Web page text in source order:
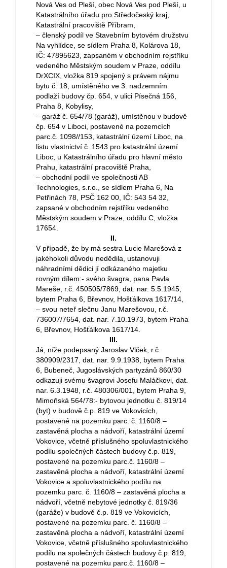
Nová Ves od Pleší, obec Nová Ves pod Pleší, u
Katastrálního úřadu pro Středočeský kraj,
Katastrální pracoviště Příbram,
– členský podíl ve Stavebním bytovém družstvu
Na vyhlídce, se sídlem Praha 8, Kolárova 18,
IČ: 47895623, zapsaném v obchodním rejstříku
vedeného Městským soudem v Praze, oddílu
DrXCIX, vložka 819 spojený s právem nájmu
bytu č. 18, umístěného ve 3. nadzemním
podlaží budovy čp. 654, v ulici Písečná 156,
Praha 8, Kobylisy,
– garáž č. 654/78 (garáž), umístěnou v budově
čp. 654 v Liboci, postavené na pozemcích
parc.č. 1098//153, katastrální území Liboc, na
listu vlastnictví č. 1543 pro katastrální území
Liboc, u Katastrálního úřadu pro hlavní město
Prahu, katastrální pracoviště Praha,
– obchodní podíl ve společnosti AB
Technologies, s.r.o., se sídlem Praha 6, Na
Petřinách 78, PSČ 162 00, IČ: 543 54 32,
zapsané v obchodním rejstříku vedeného
Městským soudem v Praze, oddílu C, vložka
17654.
II.
V případě, že by má sestra Lucie Marešová z
jakéhokoli důvodu nedědila, ustanovuji
náhradními dědici jí odkázaného majetku
rovným dílem:- svého švagra, pana Pavla
Mareše, r.č. 450505/7869, dat. nar. 5.5.1945,
bytem Praha 6, Břevnov, Hošťálkova 1617/14,
– svou neteř slečnu Janu Marešovou, r.č.
736007/7654, dat. nar. 7.10.1973, bytem Praha
6, Břevnov, Hošťálkova 1617/14.
III.
Já, níže podepsaný Jaroslav Vlček, r.č.
380909/2317, dat. nar. 9.9.1938, bytem Praha
6, Bubeneč, Jugoslávských partyzánů 860/30
odkazuji svému švagrovi Josefu Maláčkovi, dat.
nar. 6.3.1948, r.č. 480306/001, bytem Praha 9,
Mimoňská 564/78:- bytovou jednotku č. 819/14
(byt) v budově č.p. 819 ve Vokovicích,
postavené na pozemku parc. č. 1160/8 –
zastavěná plocha a nádvoří, katastrální území
Vokovice, včetně příslušného spoluvlastnického
podílu společných částech budovy č.p. 819,
postavené na pozemku parc.č. 1160/8 –
zastavěná plocha a nádvoří, katastrální území
Vokovice a spoluvlastnického podílu na
pozemku parc. č. 1160/8 – zastavěná plocha a
nádvoří, včetně nebytové jednotky č. 819/36
(garáže) v budově č.p. 819 ve Vokovicích,
postavené na pozemku parc. č. 1160/8 –
zastavěná plocha a nádvoří, katastrální území
Vokovice, včetně příslušného spoluvlastnického
podílu na společných částech budovy č.p. 819,
postavené na pozemku parc.č. 1160/8 –